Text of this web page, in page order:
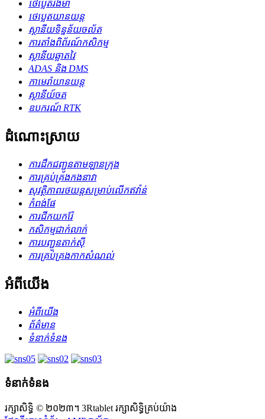
ថេប្លេតរឹងមាំ
ថេប្លេតយានយន្ត
ស្ថានីយទិន្នន័យចល័ត
ការតាំងពិព័រណ៍កសិកម្ម
ស្ថានីយឆ្លាតវៃ
ADAS និង DMS
កាមេរ៉ាយានយន្ត
ស្ថានីយ៍ចត
ឧបករណ៍ RTK
ដំណោះស្រាយ
ការដឹកជញ្ជូនតាមឡានក្រុង
ការគ្រប់គ្រងកងនាវា
សុវត្ថិភាពរថយន្តសម្រាប់លើកឥវ៉ាន់
កំពង់ផែ
ការជីកយករ៉ែ
កសិកម្ម​ជាក់លាក់
ការបញ្ជូនតាក់ស៊ី
ការគ្រប់គ្រងកាកសំណល់
អំពីយើង
អំពីយើង
ព័ត៌មាន
ទំនាក់ទំនង
ទំនាក់ទំនង
រក្សាសិទ្ធិ © ២០២៣។ 3Rtablet រក្សាសិទ្ធិគ្រប់យ៉ាង